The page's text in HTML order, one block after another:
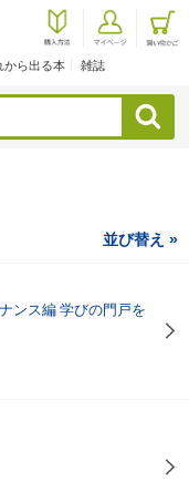
から出る本 雑誌
検索
並び替え »
ンス編 学びの門戸を